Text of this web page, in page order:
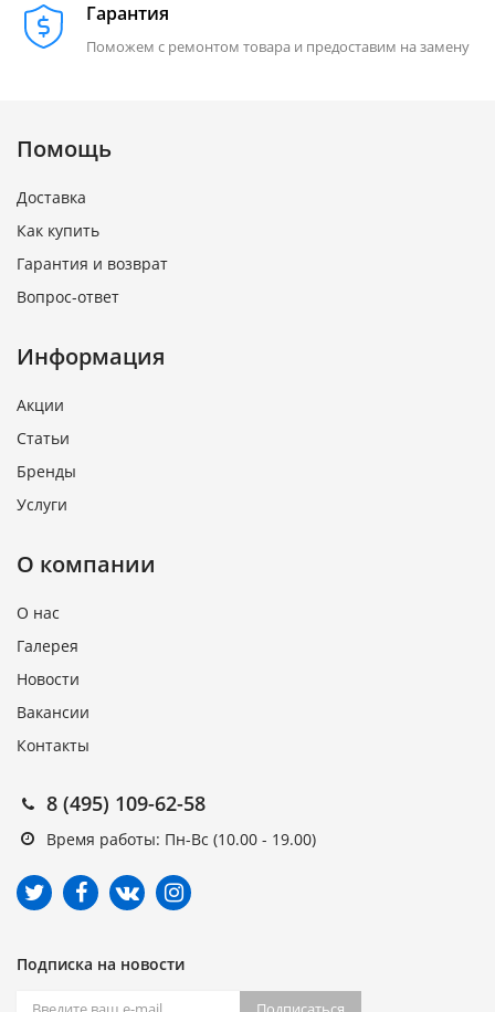
Гарантия
Поможем с ремонтом товара и предоставим на замену
Помощь
Доставка
Как купить
Гарантия и возврат
Вопрос-ответ
Информация
Акции
Статьи
Бренды
Услуги
О компании
О нас
Галерея
Новости
Вакансии
Контакты
8 (495) 109-62-58
Время работы: Пн-Вс (10.00 - 19.00)
Подписка на новости